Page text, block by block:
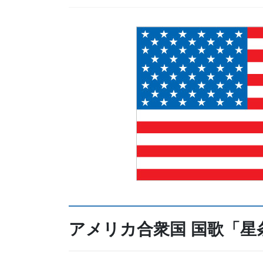
アメリカ合衆国 国歌「星